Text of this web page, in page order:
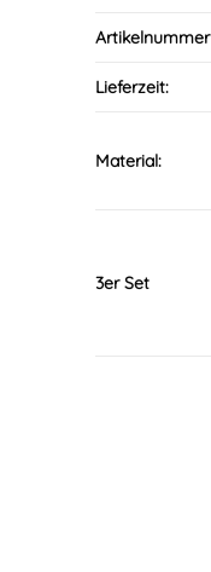
Artikelnummer
Lieferzeit:
Material:
3er Set